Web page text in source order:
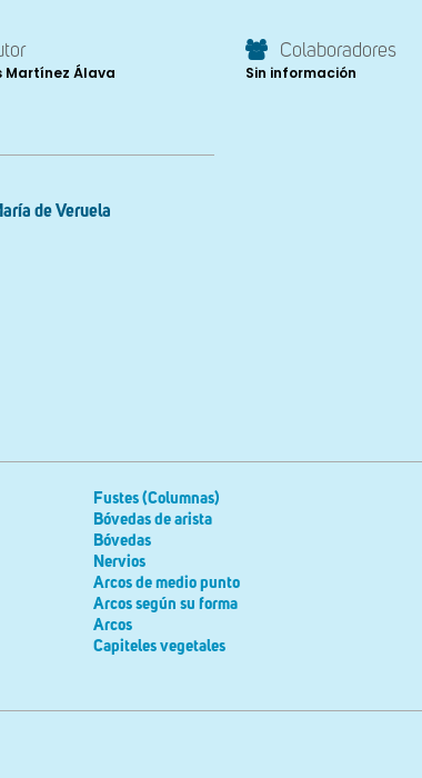
Martínez Álava
Colaboradores
Sin información
de Veruela
Fustes (Columnas)
Bóvedas de arista
Bóvedas
Nervios
Arcos de medio punto
Arcos según su forma
Arcos
Capiteles vegetales